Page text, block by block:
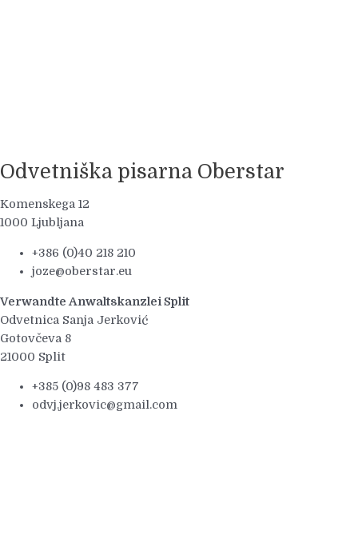
Odvetniška pisarna Oberstar
Komenskega 12
1000 Ljubljana
+386 (0)40 218 210
joze@oberstar.eu
Verwandte Anwaltskanzlei Split
Odvetnica Sanja Jerković
Gotovčeva 8
21000 Split
+385 (0)98 483 377
odvj.jerkovic@gmail.com